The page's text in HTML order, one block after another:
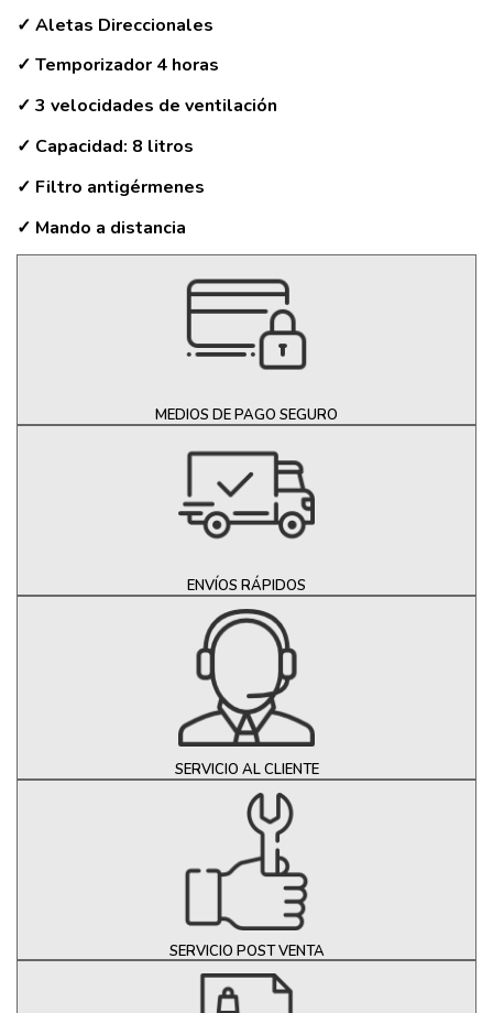
✓ Aletas Direccionales
✓ Temporizador 4 horas
✓ 3 velocidades de ventilación
✓ Capacidad: 8 litros
✓ Filtro antigérmenes
✓ Mando a distancia
MEDIOS DE PAGO SEGURO
ENVÍOS RÁPIDOS
SERVICIO AL CLIENTE
SERVICIO POST VENTA